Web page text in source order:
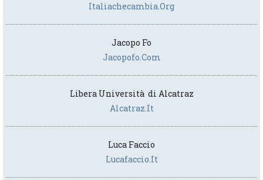
Italiachecambia.org
Jacopo Fo
Jacopofo.com
Libera Università di Alcatraz
Alcatraz.it
Luca Faccio
Lucafaccio.it